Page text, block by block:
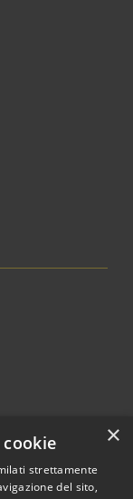
×
strettamente
del sito,